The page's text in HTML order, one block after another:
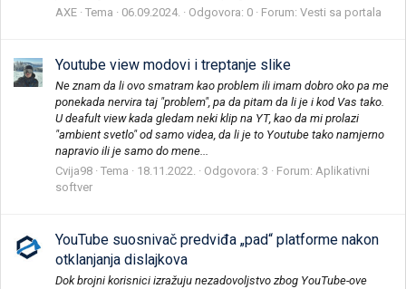
AXE Tema 06.09.2024. Odgovora: 0 Forum: Vesti sa portala
Youtube view modovi i treptanje slike
Ne znam da li ovo smatram kao problem ili imam dobro oko pa me
ponekada nervira taj "problem", pa da pitam da li je i kod Vas tako.
U deafult view kada gledam neki klip na YT, kao da mi prolazi
"ambient svetlo" od samo videa, da li je to Youtube tako namjerno
napravio ili je samo do mene...
Cvija98 Tema 18.11.2022. Odgovora: 3 Forum: Aplikativni
softver
YouTube suosnivač predviđa „pad“ platforme nakon
otklanjanja dislajkova
Dok brojni korisnici izražuju nezadovoljstvo zbog YouTube-ove